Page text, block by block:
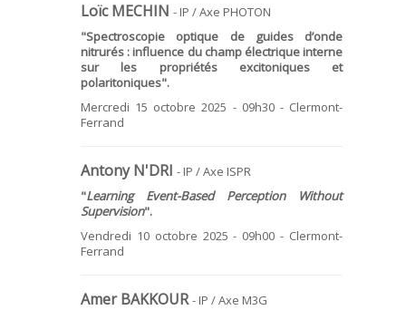
Loïc MECHIN - IP / Axe PHOTON
"Spectroscopie optique de guides d’onde
nitrurés : influence du champ électrique interne
sur les propriétés excitoniques et
polaritoniques".
Mercredi 15 octobre 2025 - 09h30 - Clermont-
Ferrand
Antony N'DRI - IP / Axe ISPR
"Learning Event-Based Perception Without
Supervision".
Vendredi 10 octobre 2025 - 09h00 - Clermont-
Ferrand
Amer BAKKOUR- IP / Axe M3G